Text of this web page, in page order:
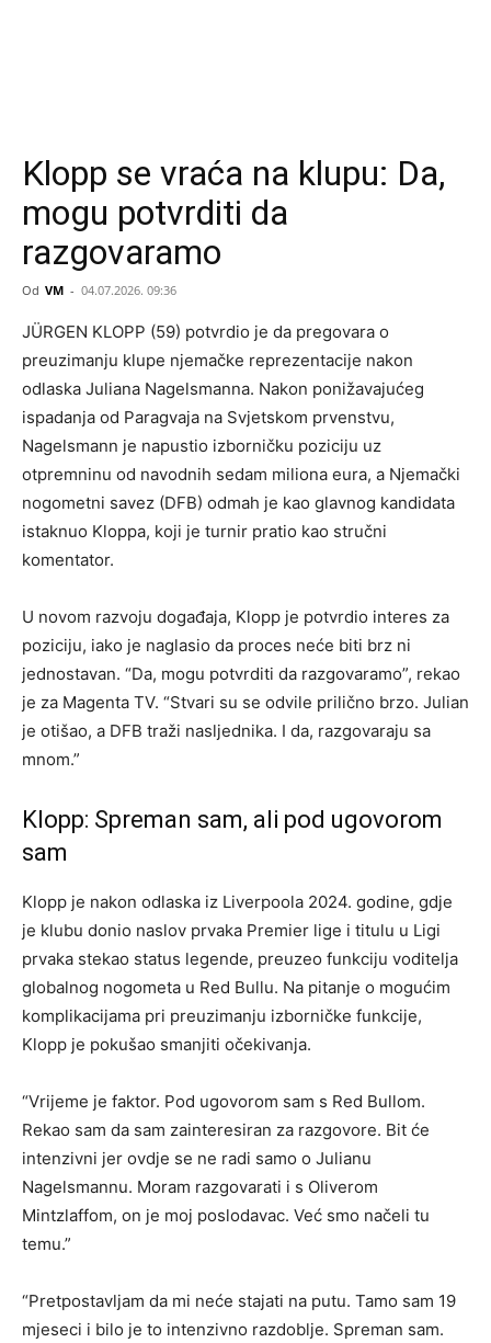
Klopp se vraća na klupu: Da,
mogu potvrditi da
razgovaramo
Od VM - 04.07.2026. 09:36
JÜRGEN KLOPP (59) potvrdio je da pregovara o
preuzimanju klupe njemačke reprezentacije nakon
odlaska Juliana Nagelsmanna. Nakon ponižavajućeg
ispadanja od Paragvaja na Svjetskom prvenstvu,
Nagelsmann je napustio izborničku poziciju uz
otpremninu od navodnih sedam miliona eura, a Njemački
nogometni savez (DFB) odmah je kao glavnog kandidata
istaknuo Kloppa, koji je turnir pratio kao stručni
komentator.
U novom razvoju događaja, Klopp je potvrdio interes za
poziciju, iako je naglasio da proces neće biti brz ni
jednostavan. “Da, mogu potvrditi da razgovaramo”, rekao
je za Magenta TV. “Stvari su se odvile prilično brzo. Julian
je otišao, a DFB traži nasljednika. I da, razgovaraju sa
mnom.”
Klopp: Spreman sam, ali pod ugovorom
sam
Klopp je nakon odlaska iz Liverpoola 2024. godine, gdje
je klubu donio naslov prvaka Premier lige i titulu u Ligi
prvaka stekao status legende, preuzeo funkciju voditelja
globalnog nogometa u Red Bullu. Na pitanje o mogućim
komplikacijama pri preuzimanju izborničke funkcije,
Klopp je pokušao smanjiti očekivanja.
“Vrijeme je faktor. Pod ugovorom sam s Red Bullom.
Rekao sam da sam zainteresiran za razgovore. Bit će
intenzivni jer ovdje se ne radi samo o Julianu
Nagelsmannu. Moram razgovarati i s Oliverom
Mintzlaffom, on je moj poslodavac. Već smo načeli tu
temu.”
“Pretpostavljam da mi neće stajati na putu. Tamo sam 19
mjeseci i bilo je to intenzivno razdoblje. Spreman sam.